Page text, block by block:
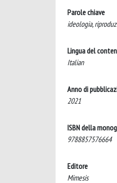
Parole chiave
ideologia,
Lingua del
Italian
Anno di
2021
ISBN della
9788857576664
Editore
Mimesis